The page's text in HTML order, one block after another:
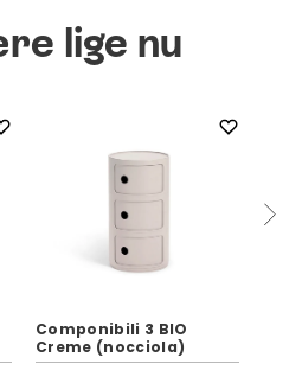
lige nu
Componibili 3 BIO
Creme (nocciola)